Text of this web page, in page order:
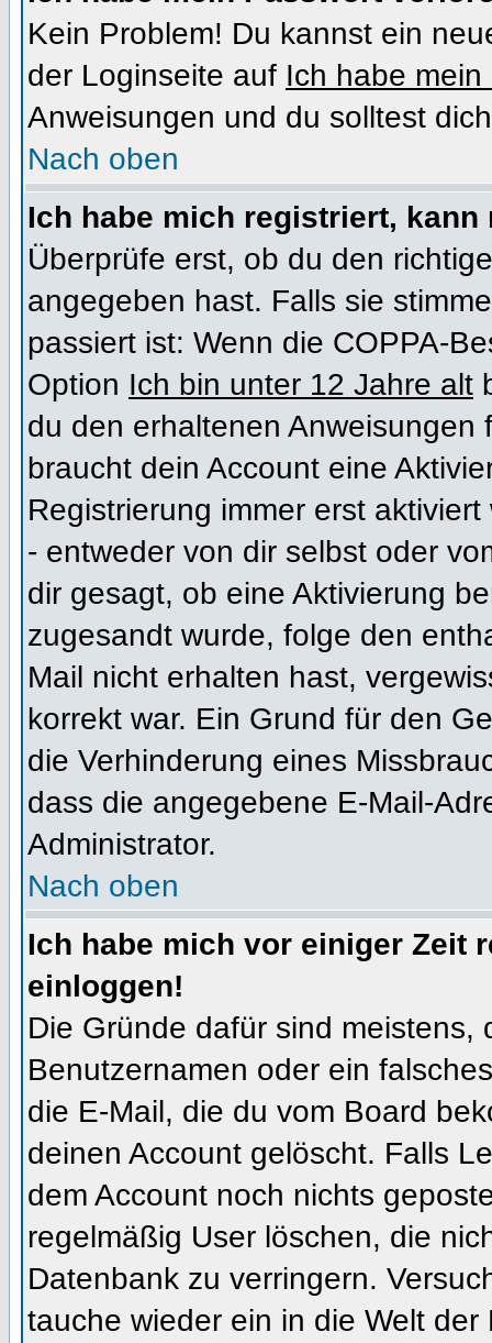
Kein Problem! Du kannst ein
der Loginseite auf Ich habe
Anweisungen und du solltest
Nach oben
Ich habe mich registriert,
Überprüfe erst, ob du den
angegeben hast. Falls sie
passiert ist: Wenn die COPPA-
Option Ich bin unter 12 Jahre alt
du den erhaltenen
braucht dein Account eine
Registrierung immer erst
- entweder von dir selbst oder
dir gesagt, ob eine Aktivierung
zugesandt wurde, folge den
Mail nicht erhalten hast,
korrekt war. Ein Grund für den
die Verhinderung eines
dass die angegebene E-Mail-
Administrator.
Nach oben
Ich habe mich vor einiger Zeit
einloggen!
Die Gründe dafür sind
Benutzernamen oder ein
die E-Mail, die du vom Board
deinen Account gelöscht. Falls
dem Account noch nichts
regelmäßig User löschen, die
Datenbank zu verringern.
tauche wieder ein in die Welt der